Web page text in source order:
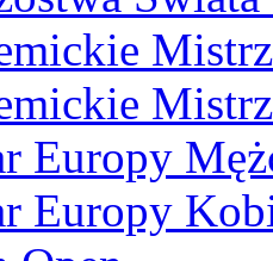
Europy
Europy